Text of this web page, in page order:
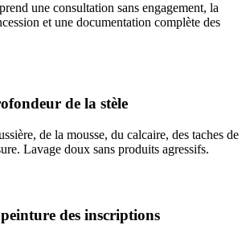
une consultation sans engagement, la
et une documentation complète des
de la stèle
de la mousse, du calcaire, des taches de
Lavage doux sans produits agressifs.
des inscriptions